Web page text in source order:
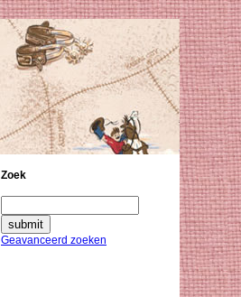
Zoek
Geavanceerd zoeken